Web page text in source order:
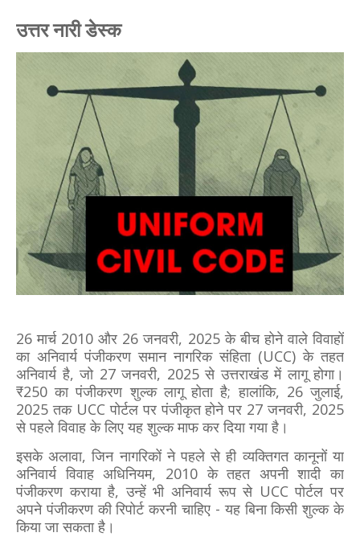
उत्तर नारी डेस्क
26 मार्च 2010 और 26 जनवरी, 2025 के बीच होने वाले विवाहों
का अनिवार्य पंजीकरण समान नागरिक संहिता (UCC) के तहत
अनिवार्य है, जो 27 जनवरी, 2025 से उत्तराखंड में लागू होगा।
₹250 का पंजीकरण शुल्क लागू होता है; हालांकि, 26 जुलाई,
2025 तक UCC पोर्टल पर पंजीकृत होने पर 27 जनवरी, 2025
से पहले विवाह के लिए यह शुल्क माफ कर दिया गया है।
इसके अलावा, जिन नागरिकों ने पहले से ही व्यक्तिगत कानूनों या
अनिवार्य विवाह अधिनियम, 2010 के तहत अपनी शादी का
पंजीकरण कराया है, उन्हें भी अनिवार्य रूप से UCC पोर्टल पर
अपने पंजीकरण की रिपोर्ट करनी चाहिए - यह बिना किसी शुल्क के
किया जा सकता है।